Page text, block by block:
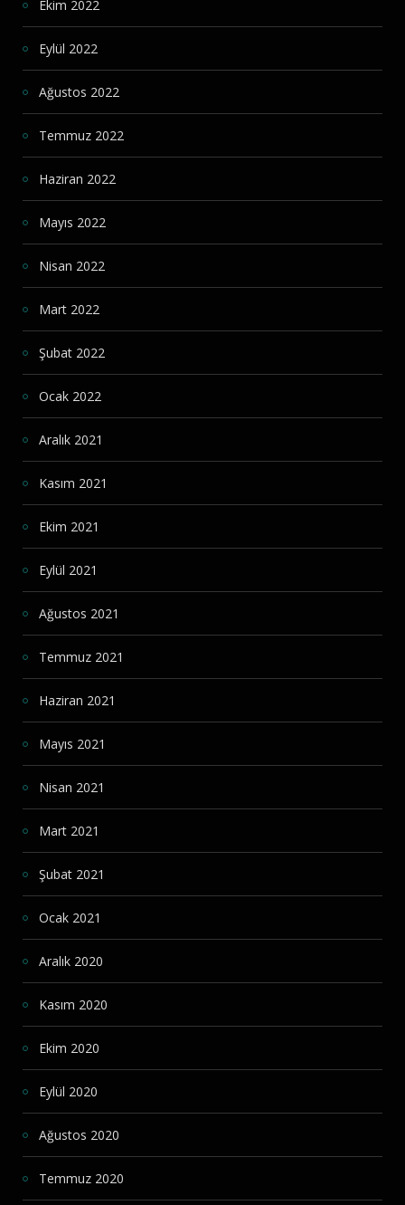
Ekim 2022
Eylül 2022
Ağustos 2022
Temmuz 2022
Haziran 2022
Mayıs 2022
Nisan 2022
Mart 2022
Şubat 2022
Ocak 2022
Aralık 2021
Kasım 2021
Ekim 2021
Eylül 2021
Ağustos 2021
Temmuz 2021
Haziran 2021
Mayıs 2021
Nisan 2021
Mart 2021
Şubat 2021
Ocak 2021
Aralık 2020
Kasım 2020
Ekim 2020
Eylül 2020
Ağustos 2020
Temmuz 2020